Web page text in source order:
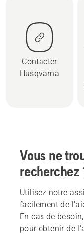
Contacter
Husqvarna
Vous ne
recherchez
Utilisez notre
facilement de
En cas de
pour obtenir de